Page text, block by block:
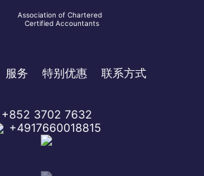
Association of Chartered
Certified Accountants
服务 特别优惠 联系方式
+852 3702 7632
+4917660018815